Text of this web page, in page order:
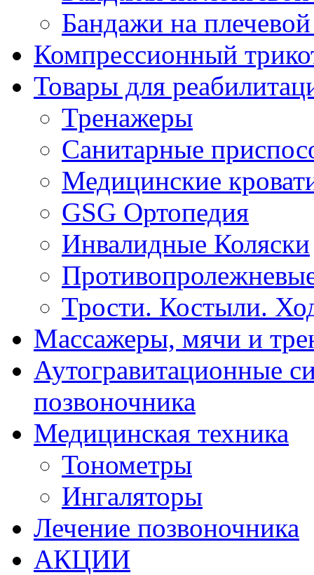
Бандажи на плечевой
Компрессионный
Товары для
Тренажеры
Санитарные
Медицинские
GSG Ортопедия
Инвалидные Коляски
Трости. Костыли.
Массажеры, мячи и
Аутогравитационные
позвоночника
Медицинская техника
Тонометры
Ингаляторы
Лечение позвоночника
АКЦИИ